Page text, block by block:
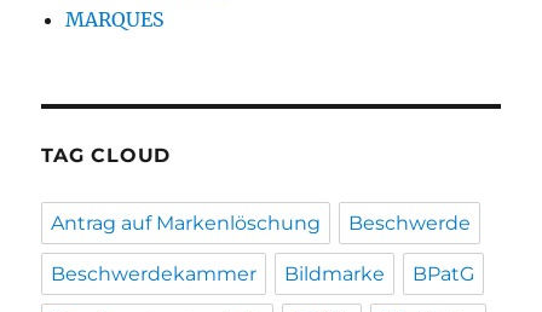
MARQUES
TAG CLOUD
Antrag auf Markenlöschung Beschwerde
Beschwerdekammer Bildmarke BPatG